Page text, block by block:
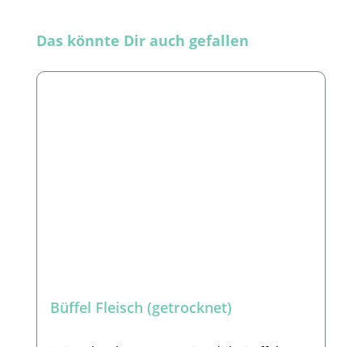
Produktgalerie überspringen
Das könnte Dir auch gefallen
Büffel Fleisch (getrocknet)